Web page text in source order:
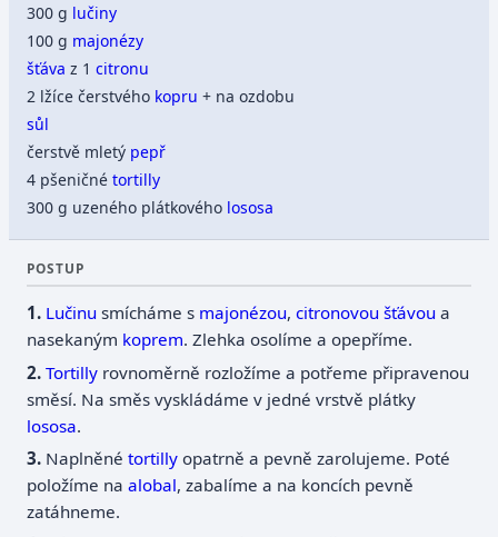
300 g lučiny
100 g majonézy
šťáva z 1citronu
2 lžíce čerstvého kopru + na ozdobu
sůl
čerstvě mletý pepř
4 pšeničnétortilly
300 g uzeného plátkového lososa
POSTUP
Lučinu smícháme s majonézou,citronovou šťávou a
nasekaným koprem. Zlehka osolíme a opepříme.
Tortilly rovnoměrně rozložíme a potřeme připravenou
směsí. Na směs vyskládáme v jedné vrstvě plátky
lososa.
Naplněnétortilly opatrně a pevně zarolujeme. Poté
položíme naalobal, zabalíme a na koncích pevně
zatáhneme.